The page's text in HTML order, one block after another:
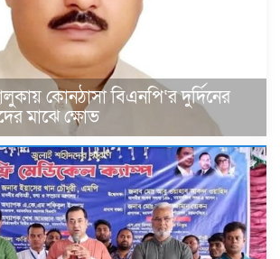
কোনঠাসা বিএনপি‘র দুর্দিনের
মাঝে ক্ষোভ